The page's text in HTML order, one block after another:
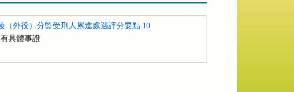
外役）分監受刑人累進處遇評分要點 10
具體事證